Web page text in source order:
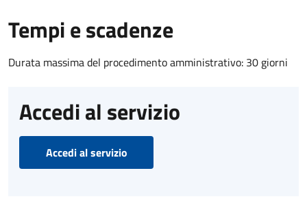
Tempi e scadenze
Durata massima del procedimento amministrativo: 30 giorni
Accedi al servizio
Accedi al servizio